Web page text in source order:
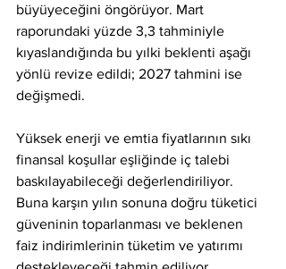
büyüyeceğini öngörüyor. Mart
raporundaki yüzde 3,3 tahminiyle
kıyaslandığında bu yılki beklenti aşağı
yönlü revize edildi; 2027 tahmini ise
değişmedi.
Yüksek enerji ve emtia fiyatlarının sıkı
finansal koşullar eşliğinde iç talebi
baskılayabileceği değerlendiriliyor.
Buna karşın yılın sonuna doğru tüketici
güveninin toparlanması ve beklenen
faiz indirimlerinin tüketim ve yatırımı